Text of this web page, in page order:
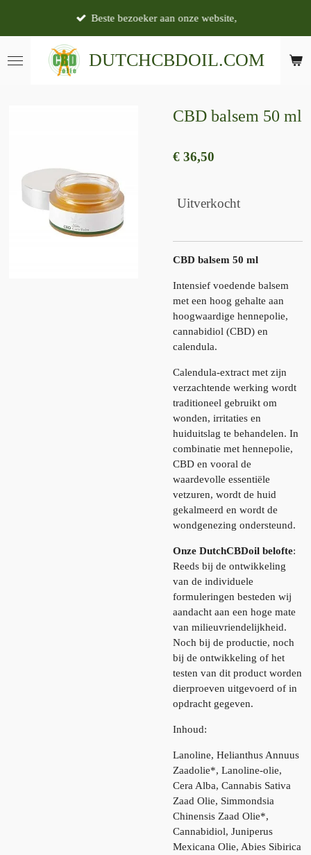
de
hoofdinhoud
DUTCHCBDOIL.COM
Beste bezoeker aan onze website,
CBD balsem 50 ml
€ 36,50
Uitverkocht
CBD balsem 50 ml
Intensief voedende balsem
met een hoog gehalte aan
hoogwaardige hennepolie,
cannabidiol (CBD) en
calendula.
Calendula-extract met zijn
verzachtende werking wordt
traditioneel gebruikt om
wonden, irritaties en
huiduitslag te behandelen. In
combinatie met hennepolie,
CBD en vooral de
waardevolle essentiële
vetzuren, wordt de huid
gekalmeerd en wordt de
wondgenezing ondersteund.
Onze DutchCBDoil belofte:
Reeds bij de ontwikkeling
van de individuele
formuleringen besteden wij
aandacht aan een hoge mate
van milieuvriendelijkheid.
Noch bij de productie, noch
bij de ontwikkeling of het
testen van dit product worden
dierproeven uitgevoerd of in
opdracht gegeven.
Inhoud:
Lanoline, Helianthus Annuus
Zaadolie*, Lanoline-olie,
Cera Alba, Cannabis Sativa
Zaad Olie, Simmondsia
Chinensis Zaad Olie*,
Cannabidiol, Juniperus
Mexicana Olie, Abies Sibirica